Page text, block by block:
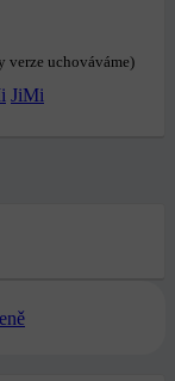
verze uchováváme)
JiMi